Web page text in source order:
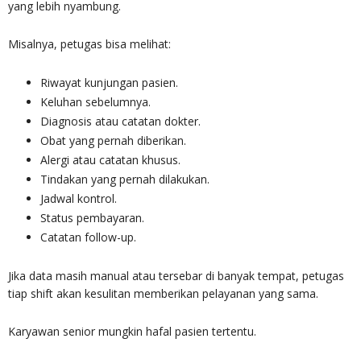
yang lebih nyambung.
Misalnya, petugas bisa melihat:
Riwayat kunjungan pasien.
Keluhan sebelumnya.
Diagnosis atau catatan dokter.
Obat yang pernah diberikan.
Alergi atau catatan khusus.
Tindakan yang pernah dilakukan.
Jadwal kontrol.
Status pembayaran.
Catatan follow-up.
Jika data masih manual atau tersebar di banyak tempat, petugas
tiap shift akan kesulitan memberikan pelayanan yang sama.
Karyawan senior mungkin hafal pasien tertentu.